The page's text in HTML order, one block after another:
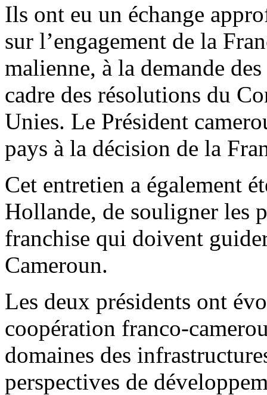
Ils ont eu un échange
sur l’engagement de la
malienne, à la demande
cadre des résolutions du
Unies. Le Président
pays à la décision de la
Cet entretien a également
Hollande, de souligner les
franchise qui doivent
Cameroun.
Les deux présidents ont
coopération franco-
domaines des
perspectives de